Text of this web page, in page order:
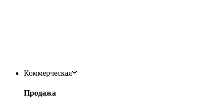
Коммерческая
Продажа